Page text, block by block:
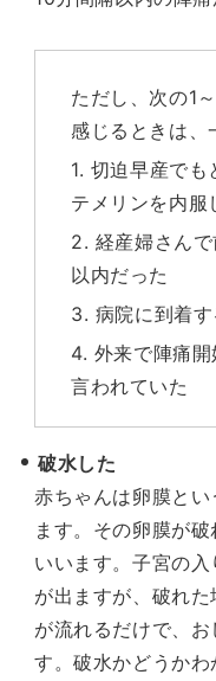
ただし、次の1
感じるときは、
1. 切迫早産で
テメリンを内服
2. 経産婦さん
以内だった
3. 病院に到着
4. 外来で陣痛
言われていた
破水した
赤ちゃんは卵膜と
ます。その卵膜が
いいます。子宮の
が出ますが、破れ
が流れるだけで、
す。破水かどうかわ